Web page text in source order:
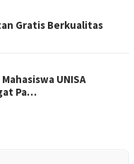
Gratis Berkualitas
UNISA
Pa…